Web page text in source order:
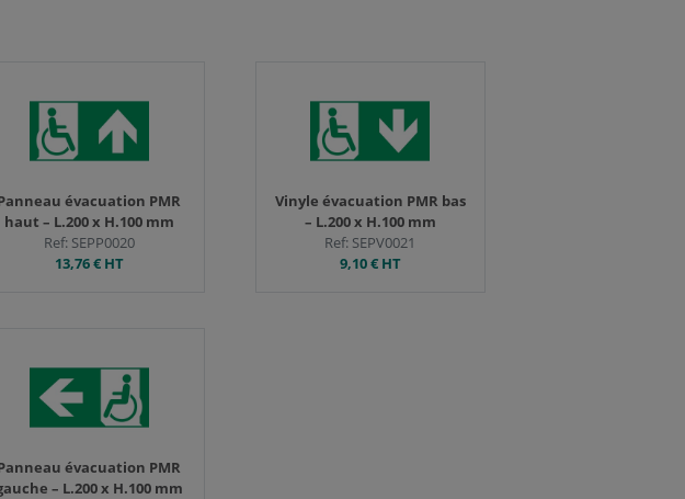
évacuation PMR
haut – L.200 x H.100 mm
Ref: SEPP0020
13,76 €HT
Vinyle évacuation PMR bas
– L.200 x H.100 mm
Ref: SEPV0021
9,10 €HT
évacuation PMR
– L.200 x H.100 mm
et nous nous engageons à les respecter. Pour plus
des cookies Tout accepter